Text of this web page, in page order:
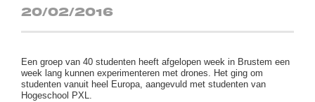
20/02/2016
Een groep van 40 studenten heeft afgelopen week in Brustem een
week lang kunnen experimenteren met drones. Het ging om
studenten vanuit heel Europa, aangevuld met studenten van
Hogeschool PXL.